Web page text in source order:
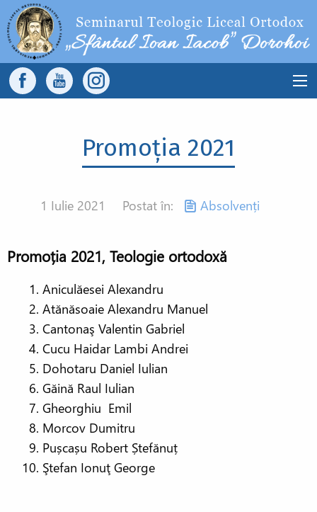
Sari la conținutul principal
Main
Promoția 2021
1 Iulie 2021 Postat în: Absolvenți
Promoția 2021, Teologie ortodoxă
Aniculăesei Alexandru
Atănăsoaie Alexandru Manuel
Cantonaş Valentin Gabriel
Cucu Haidar Lambi Andrei
Dohotaru Daniel Iulian
Găină Raul Iulian
Gheorghiu Emil
Morcov Dumitru
Pușcașu Robert Ștefănuț
Ştefan Ionuţ George